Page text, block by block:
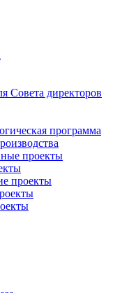
Совета директоров
программа
проекты
проекты